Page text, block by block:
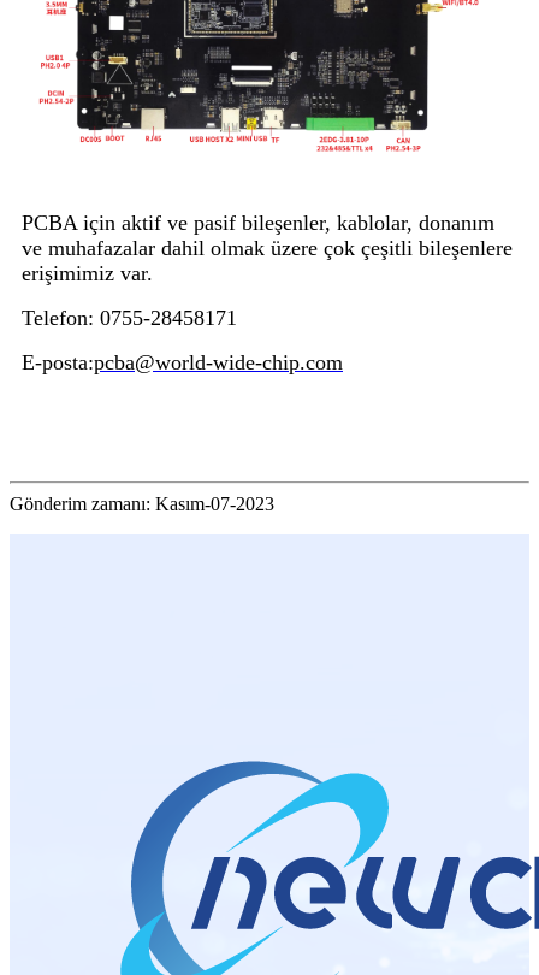
PCBA için aktif ve pasif bileşenler, kablolar, donanım
ve muhafazalar dahil olmak üzere çok çeşitli bileşenlere
erişimimiz var.
Telefon: 0755-28458171
E-posta:pcba@world-wide-chip.com
Gönderim zamanı: Kasım-07-2023